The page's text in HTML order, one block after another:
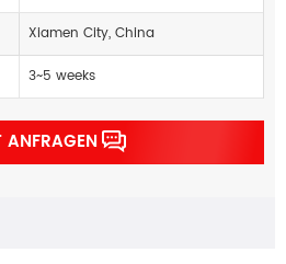
Xiamen City, China
3~5 weeks
ANFRAGEN